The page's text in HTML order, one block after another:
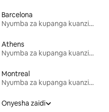
Barcelona
Nyumba za kupanga kuanzia mwezi mmoja
Athens
Nyumba za kupanga kuanzia mwezi mmoja
Montreal
Nyumba za kupanga kuanzia mwezi mmoja
Onyesha zaidi